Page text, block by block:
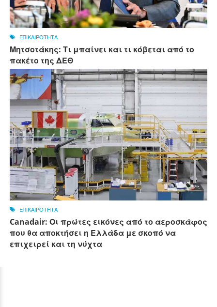
ΕΠΙΚΑΙΡΟΤΗΤΑ
Μητσοτάκης: Τι μπαίνει και τι κόβεται από το
πακέτο της ΔΕΘ
ΕΠΙΚΑΙΡΟΤΗΤΑ
Canadair: Οι πρώτες εικόνες από το αεροσκάφος
που θα αποκτήσει η Ελλάδα με σκοπό να
επιχειρεί και τη νύχτα